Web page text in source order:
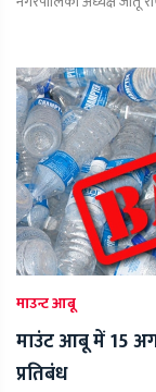
माउन्ट आबू
माउंट आबू में 15
प्रतिबंध